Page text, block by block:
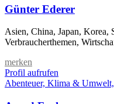
Günter Ederer
Asien, China, Japan, Korea,
Verbraucherthemen,
merken
Profil aufrufen
Abenteuer, Klima &